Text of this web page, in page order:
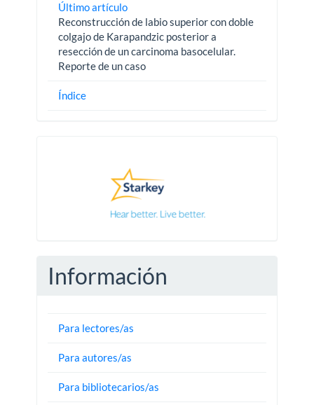
Último artículo
Reconstrucción de labio superior con doble
colgajo de Karapandzic posterior a
resección de un carcinoma basocelular.
Reporte de un caso
Índice
Información
Para lectores/as
Para autores/as
Para bibliotecarios/as